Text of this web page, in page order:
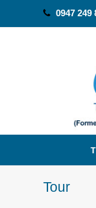
0947 249
Tour